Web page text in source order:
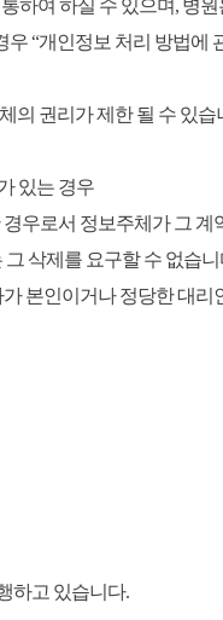
하여 하실 수 있으며, 병
“개인정보 처리 방법에
의 권리가 제한 될 수 있습
있는 경우
우로서 정보주체가 그
삭제를 요구할 수 없습니
본인이거나 정당한 대리
하고 있습니다.